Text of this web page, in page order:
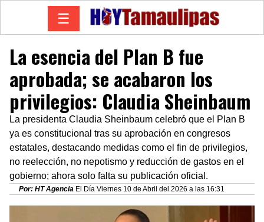
☰
La esencia del Plan B fue
aprobada; se acabaron los
privilegios: Claudia Sheinbaum
La presidenta Claudia Sheinbaum celebró que el Plan B
ya es constitucional tras su aprobación en congresos
estatales, destacando medidas como el fin de privilegios,
no reelección, no nepotismo y reducción de gastos en el
gobierno; ahora solo falta su publicación oficial.
Por: HT Agencia El Día Viernes 10 de Abril del 2026 a las 16:31